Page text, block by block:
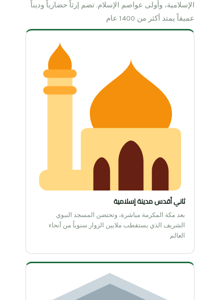
الإسلامية، وأولى عواصم الإسلام. تضم إرثاً حضارياً وديناً
عميقاً يمتد أكثر من 1400 عام
ثاني أقدس مدينة إسلامية
بعد مكة المكرمة مباشرة، وتحتضن المسجد النبوي
الشريف الذي يستقطب ملايين الزوار سنوياً من أنحاء
العالم